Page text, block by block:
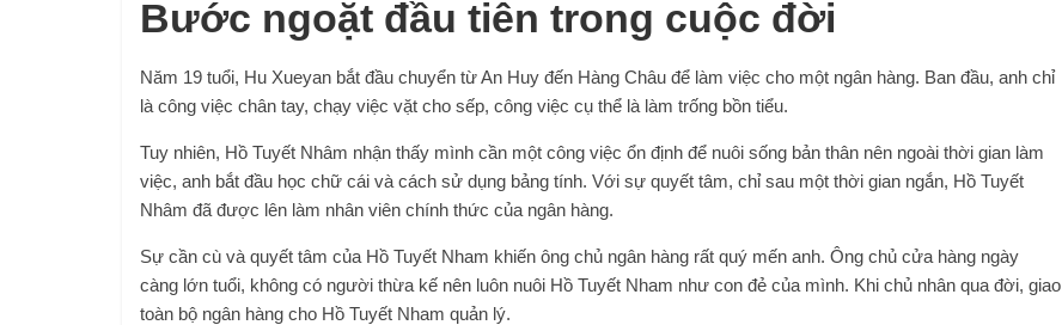
Bước ngoặt đầu tiên trong cuộc đời
Năm 19 tuổi, Hu Xueyan bắt đầu chuyển từ An Huy đến Hàng Châu để làm việc cho một ngân hàng. Ban đầu, anh chỉ
là công việc chân tay, chạy việc vặt cho sếp, công việc cụ thể là làm trống bồn tiểu.
Tuy nhiên, Hồ Tuyết Nhâm nhận thấy mình cần một công việc ổn định để nuôi sống bản thân nên ngoài thời gian làm
việc, anh bắt đầu học chữ cái và cách sử dụng bảng tính. Với sự quyết tâm, chỉ sau một thời gian ngắn, Hồ Tuyết
Nhâm đã được lên làm nhân viên chính thức của ngân hàng.
Sự cần cù và quyết tâm của Hồ Tuyết Nham khiến ông chủ ngân hàng rất quý mến anh. Ông chủ cửa hàng ngày
càng lớn tuổi, không có người thừa kế nên luôn nuôi Hồ Tuyết Nham như con đẻ của mình. Khi chủ nhân qua đời, giao
toàn bộ ngân hàng cho Hồ Tuyết Nham quản lý.